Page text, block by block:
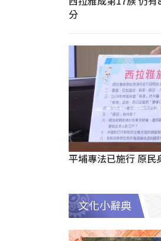
分
平埔專法已施行 原民
文化小辭典